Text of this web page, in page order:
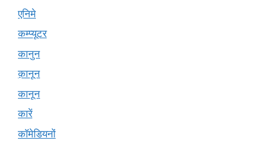
एनिमे
कम्प्यूटर
कानुन
क़ानून
कानून
कारें
कॉमेडियनों